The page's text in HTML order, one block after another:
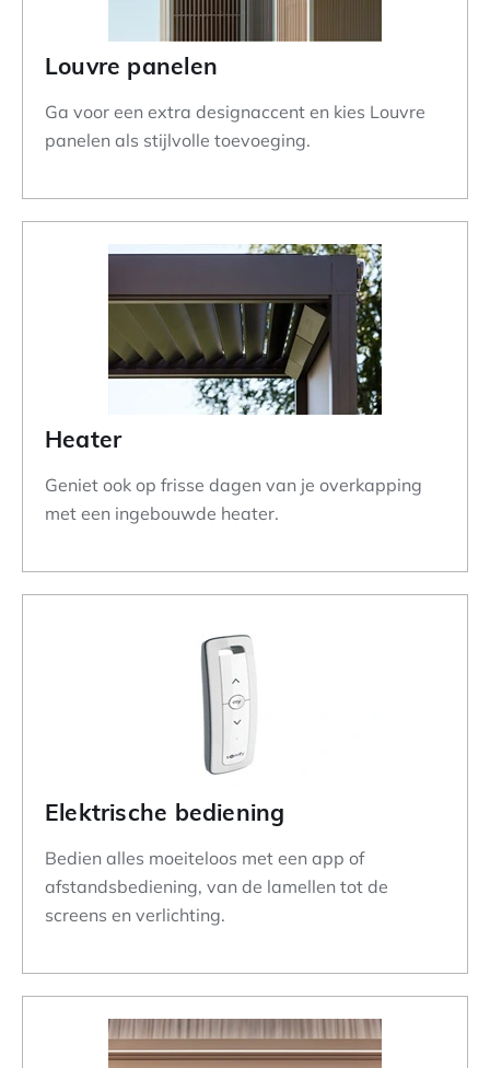
Louvre panelen
Ga voor een extra designaccent en kies Louvre
panelen als stijlvolle toevoeging.
Heater
Geniet ook op frisse dagen van je overkapping
met een ingebouwde heater.
Elektrische bediening
Bedien alles moeiteloos met een app of
afstandsbediening, van de lamellen tot de
screens en verlichting.